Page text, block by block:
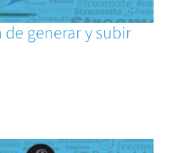
generar y subir